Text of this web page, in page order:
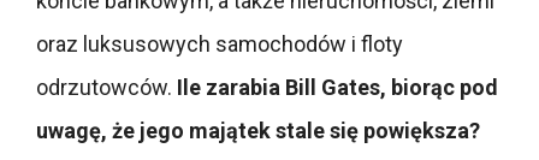
oraz luksusowych samochodów i floty
odrzutowców. Ile zarabia Bill Gates, biorąc pod
uwagę, że jego majątek stale się powiększa?